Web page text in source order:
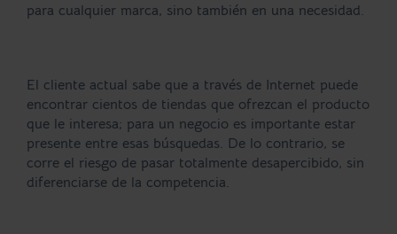
para cualquier marca, sino también en una necesidad.
El cliente actual sabe que a través de Internet puede
encontrar cientos de tiendas que ofrezcan el producto
que le interesa; para un negocio es importante estar
presente entre esas búsquedas. De lo contrario, se
corre el riesgo de pasar totalmente desapercibido, sin
diferenciarse de la competencia.